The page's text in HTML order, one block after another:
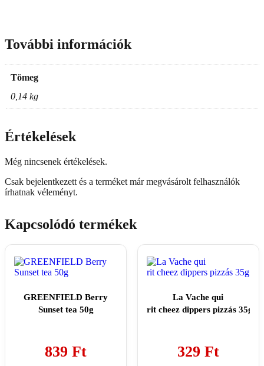
További információk
Tömeg
0,14 kg
Értékelések
Még nincsenek értékelések.
Csak bejelentkezett és a terméket már megvásárolt felhasználók
írhatnak véleményt.
Kapcsolódó termékek
GREENFIELD Berry
Sunset tea 50g
839Ft
La Vache qui
rit cheez dippers pizzás 35g
329 Ft